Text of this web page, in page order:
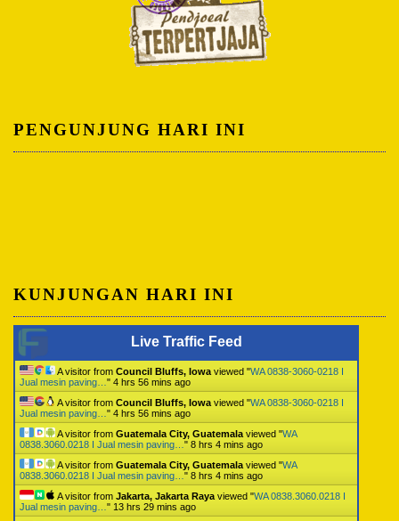
PENGUNJUNG HARI INI
KUNJUNGAN HARI INI
Live Traffic Feed
A visitor from Council Bluffs, Iowa viewed "WA 0838-3060-0218 I
Jual mesin paving… " 4 hrs 56 mins ago
A visitor from Council Bluffs, Iowa viewed "WA 0838-3060-0218 I
Jual mesin paving… " 4 hrs 56 mins ago
A visitor from Guatemala City, Guatemala viewed "WA
0838.3060.0218 I Jual mesin paving… " 8 hrs 4 mins ago
A visitor from Guatemala City, Guatemala viewed "WA
0838.3060.0218 I Jual mesin paving… " 8 hrs 4 mins ago
A visitor from Jakarta, Jakarta Raya viewed "WA 0838.3060.0218 I
Jual mesin paving… " 13 hrs 29 mins ago